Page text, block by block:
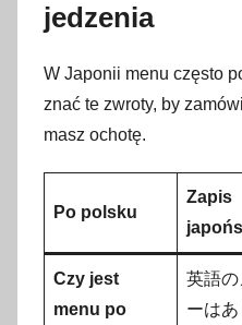
jedzenia
W Japonii menu często
znać te zwroty, by
masz ochotę.
Po polsku
Zapis
Czy jest
menu po
英語の
ーは